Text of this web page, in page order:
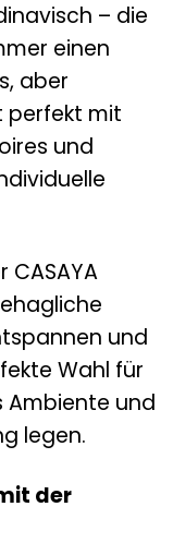
– die
einen
aber
perfekt mit
und
und
Wahl für
Ambiente und
legen.
der